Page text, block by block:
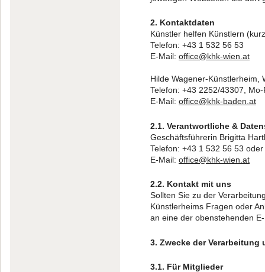
2. Kontaktdaten
Künstler helfen Künstlern
Telefon: +43 1 532 56 53
E-Mail: office@khk-wien.at
Hilde Wagener-Künstlerheim,
Telefon: +43 2252/43307,
E-Mail: office@khk-baden.at
2.1. Verantwortliche &
Geschäftsführerin Brigitta
Telefon: +43 1 532 56 53
E-Mail: office@khk-wien.at
2.2. Kontakt mit uns
Sollten Sie zu der
Künstlerheims Fragen oder
an eine der obenstehenden
3. Zwecke der
3.1. Für Mitglieder